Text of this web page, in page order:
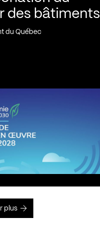
des bâtiments
du Québec
plus